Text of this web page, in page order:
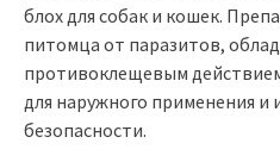
блох для собак и кошек.
питомца от паразитов,
противоклещевым
для наружного применения и
безопасности.